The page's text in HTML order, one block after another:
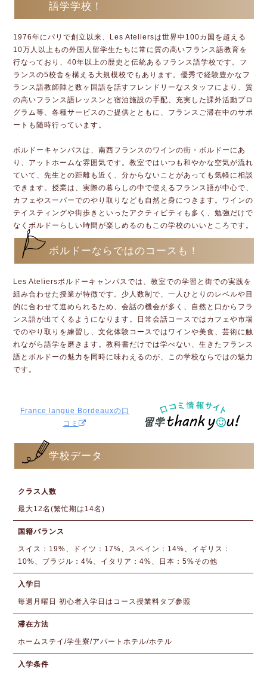
語学学校！
1976年にパリで創立以来、Les Ateliersは世界中100カ国を超える
10万人以上もの外国人留学生たちに常に質の高いフランス語教育を
行なっており、40年以上の歴史と伝統あるフランス語学校です。フ
ランスの5校舎を構える大規模校でもあります。優秀で経験豊かなフ
ランス語教師陣と数ヶ国語を話すフレンドリーなスタッフにより、質
の高いフランス語レッスンと宿泊施設の手配、充実した課外活動プロ
グラム等、各種サービスのご提供とともに、フランスご滞在中のサポ
ートも随時行っています。
ボルドーキャンパスは、南西フランスのワインの街・ボルドーにあ
り、アットホームな雰囲気です。教室ではいつも和やかな空気が流れ
ていて、先生との距離も近く、分からないことがあっても気軽に相談
できます。授業は、実際の暮らしの中で使えるフランス語が中心で、
カフェやスーパーでのやり取りなども自然と身につきます。ワインの
テイスティングや街歩きといったアクティビティも多く、勉強だけで
なくボルドーらしい時間が楽しめるのもこの学校のいいところです。
ボルドーならではのコースも！
Les Ateliersボルドーキャンパスでは、教室での学習と街での実践を
組み合わせた授業が特徴です。少人数制で、一人ひとりのレベルや目
的に合わせて進められるため、会話の機会が多く、自然と口からフラ
ンス語が出てくるようになります。日常会話コースではカフェや市場
でのやり取りを練習し、文化体験コースではワインや美食、芸術に触
れながら語学を磨きます。教科書だけでは学べない、生きたフランス
語とボルドーの魅力を同時に味わえるのが、この学校ならではの魅力
です。
France langue Bordeauxの口
コミ
学校データ
クラス人数
最大12名(繁忙期は14名)
国籍バランス
スイス：19%、ドイツ：17%、スペイン：14%、イギリス：
10%、ブラジル：4%、イタリア：4%、日本：5%その他
入学日
毎週月曜日 初心者入学日はコース授業料タブ参照
滞在方法
ホームステイ/学生寮/アパートホテル/ホテル
入学条件